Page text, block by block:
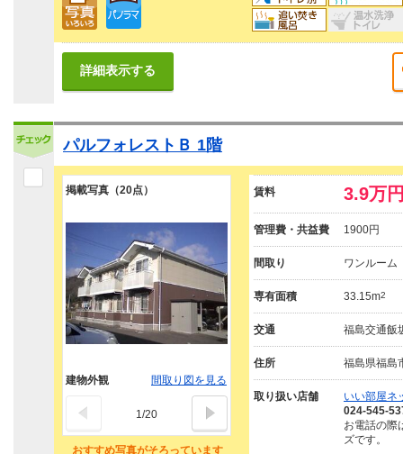
詳細表示する
パルフォレストＢ 1階
掲載写真（20点）
おすすめ写真がそろっています
建物外観 間取り図を見る
1/20
賃料 3.9万
管理費・共益費 1900円
間取り ワンルーム
専有面積 33.15m2
交通 福島交通飯
住所 福島県福島
取り扱い店舗
いい部屋ネ
024-545-
お電話の際
ズです。